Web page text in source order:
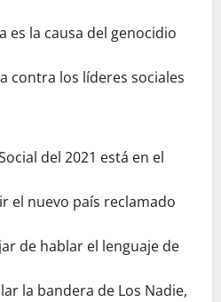
es la causa del genocidio
contra los líderes sociales
del 2021 está en el
el nuevo país reclamado
de hablar el lenguaje de
la bandera de Los Nadie,